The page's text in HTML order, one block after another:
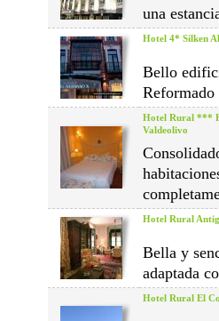
una
Hotel 4* Silken
Bello
Reformado
Hotel Rural ***
Valdeolivo
Hotel Rural
Bella y
adaptada
Hotel Rural El